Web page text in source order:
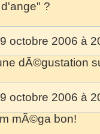
?
octobre 2006 à
dÃ©gustation
octobre 2006 à
mÃ©ga bon!